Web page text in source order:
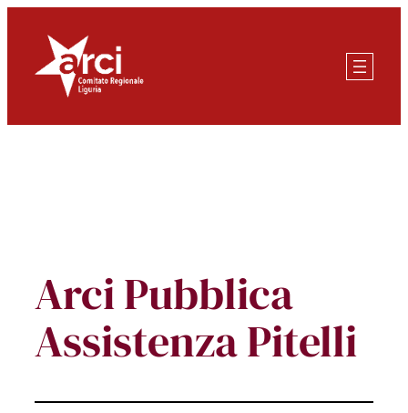
contenuto
Arci Pubblica
Assistenza Pitelli